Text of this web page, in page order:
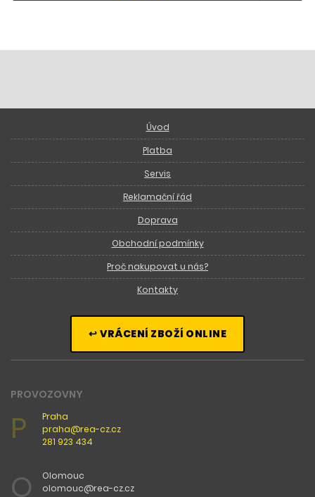
Úvod
Platba
Servis
Reklamační řád
Doprava
Obchodní podmínky
Proč nakupovat u nás?
Kontakty
↩ VRÁCENÍ ZBOŽÍ ONLINE
PROVOZOVNY
P
Praha
praha@rea-cz.cz
281 923 434
O
Olomouc
olomouc@rea-cz.cz